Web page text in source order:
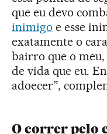
que eu devo
inimigo e esse
exatamente o
bairro que o
de vida que eu.
adoecer”,
O correr pelo